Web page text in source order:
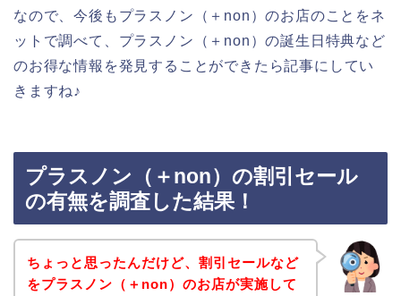
なので、今後もプラスノン（＋non）のお店のことをネ
ットで調べて、プラスノン（＋non）の誕生日特典など
のお得な情報を発見することができたら記事にしてい
きますね♪
プラスノン（＋non）の割引セール
の有無を調査した結果！
ちょっと思ったんだけど、割引セールなど
をプラスノン（＋non）のお店が実施して